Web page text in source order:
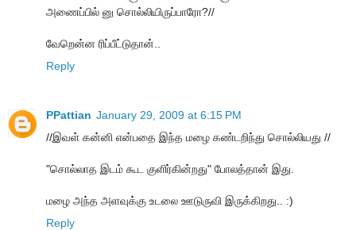
அணைப்பில் னு சொல்லியிருப்பாரோ?//
வேறென்ன‌ ரிப்பீட்டுதான்..
Reply
PPattian January 29, 2009 at 6:15 PM
//இவள் கன்னி என்பதை இந்த மழை கண்டறிந்து சொல்லியது //
"சொல்லாத இடம் கூட குளிர்கின்றது" போலத்தான் இது.
மழை அந்த அளவுக்கு உடலை ஊடுருவி இருக்கிறது.. :)
Reply